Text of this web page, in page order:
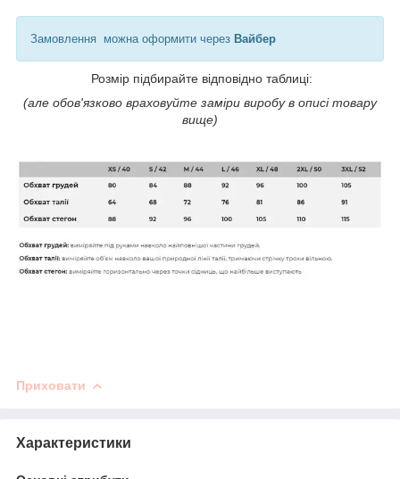
Замовлення можна оформити через Вайбер
Розмір підбирайте відповідно таблиці:
(але обов'язково враховуйте заміри виробу в описі товару
вище)
Приховати
Характеристики